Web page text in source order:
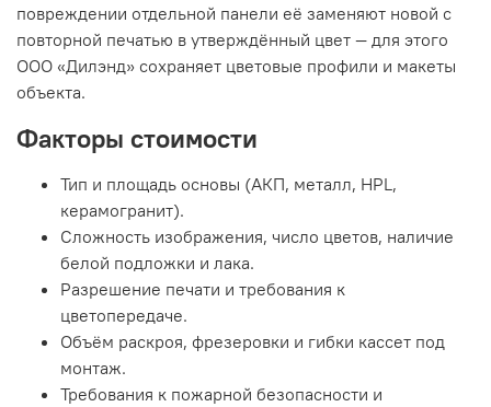
повреждении отдельной панели её заменяют новой с
повторной печатью в утверждённый цвет — для этого
ООО «Дилэнд» сохраняет цветовые профили и макеты
объекта.
Факторы стоимости
Тип и площадь основы (АКП, металл, HPL,
керамогранит).
Сложность изображения, число цветов, наличие
белой подложки и лака.
Разрешение печати и требования к
цветопередаче.
Объём раскроя, фрезеровки и гибки кассет под
монтаж.
Требования к пожарной безопасности и